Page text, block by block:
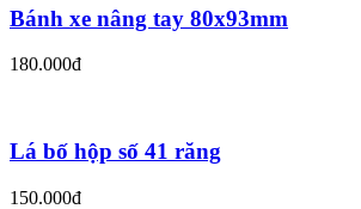
Bánh xe nâng tay 80x93mm
180.000đ
Lá bố hộp số 41 răng
150.000đ